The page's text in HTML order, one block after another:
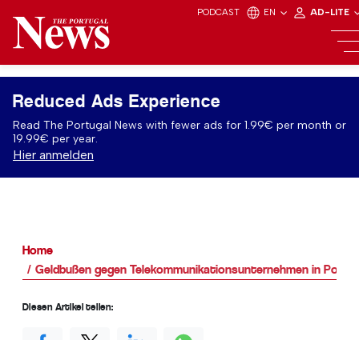
PODCAST EN AD-LITE
Reduced Ads Experience
Read The Portugal News with fewer ads for 1.99€ per month or
19.99€ per year.
Hier anmelden
Home
Geldbußen gegen Telekommunikationsunternehmen in
Diesen Artikel teilen: